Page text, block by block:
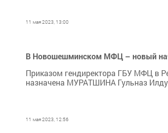
11 мая 2023, 13:00
В Новошешминском МФЦ – новый
Приказом гендиректора ГБУ МФЦ в
назначена МУРАТШИНА Гульназ
11 мая 2023, 12:56